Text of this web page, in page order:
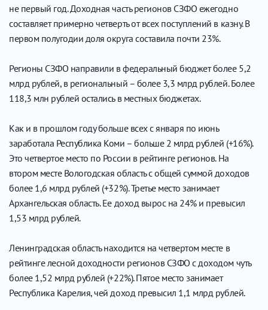
не первый год. Доходная часть регионов СЗФО ежегодно
составляет примерно четверть от всех поступлений в казну. В
первом полугодии доля округа составила почти 23%.
Регионы СЗФО направили в федеральный бюджет более 5,2
млрд рублей, в региональный – более 3,3 млрд рублей. Более
118,3 млн рублей остались в местных бюджетах.
Как и в прошлом году больше всех с января по июнь
заработала Республика Коми – больше 2 млрд рублей (+16%).
Это четвертое место по России в рейтинге регионов. На
втором месте Вологодская область с общей суммой доходов
более 1,6 млрд рублей (+32%). Третье место занимает
Архангельская область. Ее доход вырос на 24% и превысил
1,53 млрд рублей.
Ленинградская область находится на четвертом месте в
рейтинге лесной доходности регионов СЗФО с доходом чуть
более 1,52 млрд рублей (+22%). Пятое место занимает
Республика Карелия, чей доход превысил 1,1 млрд рублей.